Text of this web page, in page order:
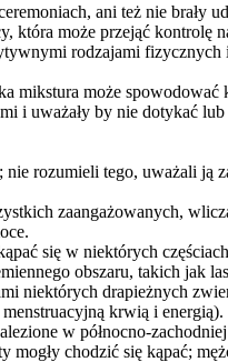
ani też nie brały
która może przejąć kontrolę
rodzajami
mikstura może
i uważały by nie dotykać
rozumieli tego, uważali ją
zaangażowanych,
się w niektórych
obszaru, takich jak
niektórych drapieżnych
krwią i energią).
w północno-
chodzić się kąpać;